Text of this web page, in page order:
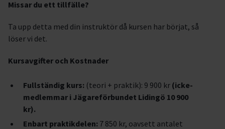
Missar du ett tillfälle?
Ta upp detta med din instruktör då kursen har börjat, så
löser vi det.
Kursavgifter och Kostnader
Fullständig kurs: (teori + praktik): 9 900 kr (icke-
medlemmar i Jägareförbundet Lidingö 10 900
kr).
Enbart praktikdelen: 7 850 kr, oavsett antalet